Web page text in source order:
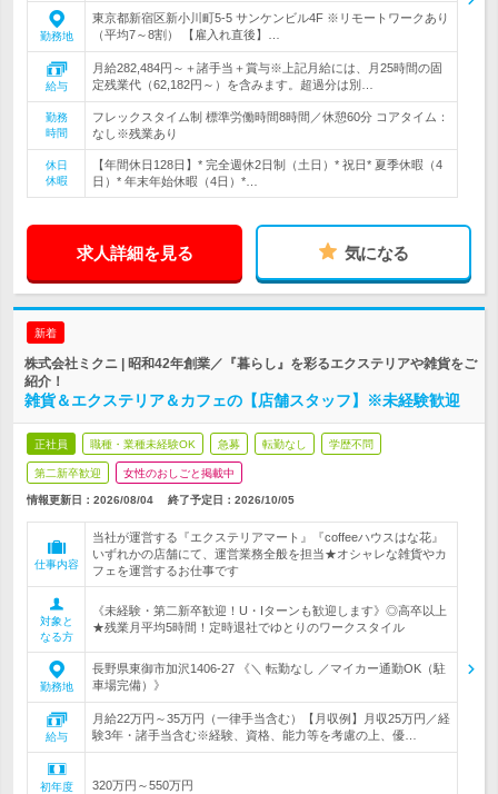
勤務地
東京都新宿区新小川町5-5 サンケンビル4F ※リモートワークあり
（平均7～8割） 【雇入れ直後】…
給与
月給282,484円～＋諸手当＋賞与※上記月給には、月25時間の固
定残業代（62,182円～）を含みます。超過分は別…
勤務
時間
フレックスタイム制 標準労働時間8時間／休憩60分 コアタイム：
なし※残業あり
休日
休暇
【年間休日128日】* 完全週休2日制（土日）* 祝日* 夏季休暇（4
日）* 年末年始休暇（4日）*…
求人詳細を見る 気になる
新着
株式会社ミクニ | 昭和42年創業／『暮らし』を彩るエクステリアや雑貨をご
紹介！
雑貨＆エクステリア＆カフェの【店舗スタッフ】※未経験歓迎
正社員 職種・業種未経験OK 急募 転勤なし 学歴不問
第二新卒歓迎 女性のおしごと掲載中
情報更新日：2026/08/04 終了予定日： 2026/10/05
仕事内容
当社が運営する『エクステリアマート』『coffeeハウスはな花』
いずれかの店舗にて、運営業務全般を担当★オシャレな雑貨やカ
フェを運営するお仕事です
対象と
なる方
《未経験・第二新卒歓迎！U・Iターンも歓迎します》◎高卒以上
★残業月平均5時間！定時退社でゆとりのワークスタイル
勤務地
長野県東御市加沢1406-27 《＼ 転勤なし ／マイカー通勤OK（駐
車場完備）》
給与
月給22万円～35万円（一律手当含む）【月収例】月収25万円／経
験3年・諸手当含む※経験、資格、能力等を考慮の上、優…
初年度
320万円～550万円